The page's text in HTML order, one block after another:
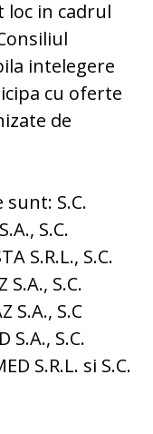
loc in cadrul
intelegere
cu oferte
de
S.C.
S.C.
S.R.L., S.C.
S.A., S.C.
S.A., S.C
S.A., S.C.
S.R.L. si S.C.